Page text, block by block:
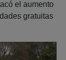
el aumento
gratuitas